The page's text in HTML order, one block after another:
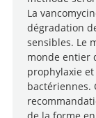
La
dégradation
sensibles. Le
monde entier
prophylaxie
bactériennes.